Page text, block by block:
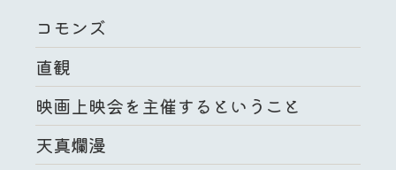
コモンズ
直観
映画上映会を主催するということ
天真爛漫